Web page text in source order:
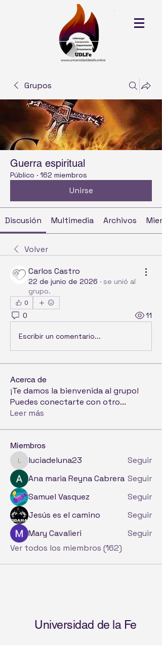
Grupos
Guerra espiritual
Público · 162 miembros
Unirse
Discusión Multimedia Archivos
Volver
Carlos Castro
22 de junio de 2026 · se unió al
grupo.
0
0 11
Escribir un comentario...
Acerca de
¡Te damos la bienvenida al grupo!
Puedes conectarte con otro...
Leer más
Miembros
luciadeluna23
luciadeluna23
Seguir
Ana maria Reyna Cabrera Seguir
Samuel Vasquez
Seguir
Jesús es el camino
Seguir
Mary Cavalieri
Seguir
Ver todos los miembros (162)
Universidad de la Fe